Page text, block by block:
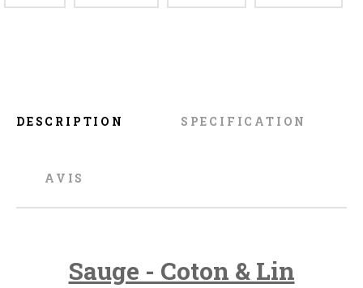
DESCRIPTION SPECIFICATION
AVIS
Sauge - Coton & Lin